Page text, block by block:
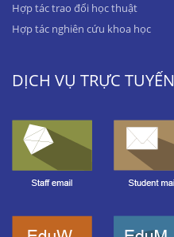
Hợp tác trao đổi học thuật
Hợp tác nghiên cứu khoa học
DỊCH VỤ TRỰC TUYẾN